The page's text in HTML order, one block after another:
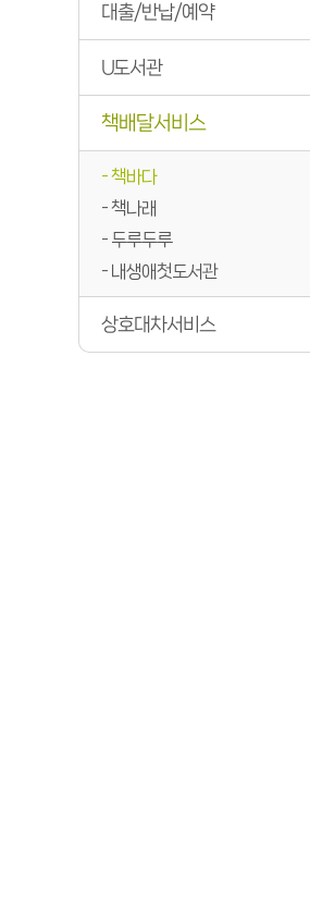
대출/반납/예약
U도서관
책배달서비스
책바다
책나래
두루두루
내생애첫도서관
상호대차서비스